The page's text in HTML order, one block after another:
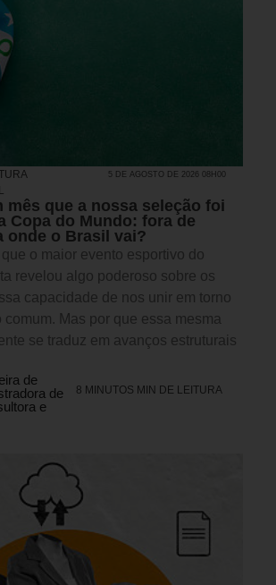
5 DE AGOSTO DE 2026 08H00
mês que a nossa seleção foi
Copa do Mundo: fora de
onde o Brasil vai?
o maior evento esportivo do
revelou algo poderoso sobre os
capacidade de nos unir em torno
comum. Mas por que essa mesma
se traduz em avanços estruturais
de
de
e
8 MINUTOS MIN DE LEITURA